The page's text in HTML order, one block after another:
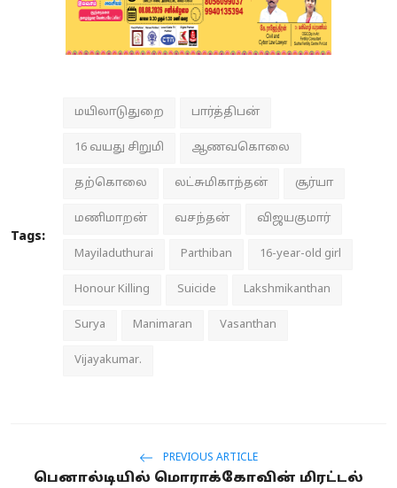
Tags:
மயிலாடுதுறை பார்த்திபன்
16 வயது சிறுமி ஆணவகொலை
தற்கொலை லட்சுமிகாந்தன் சூர்யா
மணிமாறன் வசந்தன் விஜயகுமார்
Mayiladuthurai Parthiban 16-year-old girl
Honour Killing Suicide Lakshmikanthan
Surya Manimaran Vasanthan
Vijayakumar.
PREVIOUS ARTICLE
பெனால்டியில் மொராக்கோவின் மிரட்டல்